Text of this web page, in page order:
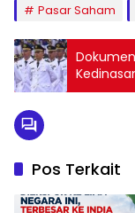
Pasar Saham
Pos Terkait